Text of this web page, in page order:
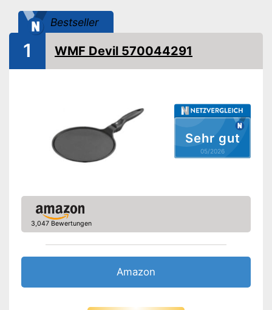
geeignet
Geeignet für
Spülmaschinengeeignet
Vorteile
Perfluoroctansäure-frei
Bestseller
Sehr gut
05/2026
1 WMF Devil 570044291
3,047 Bewertungen
Amazon